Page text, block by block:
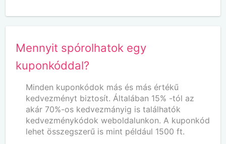
Mennyit spórolhatok egy
kuponkóddal?
Minden kuponkódok más és más értékű
kedvezményt biztosít. Általában 15% -tól az
akár 70%-os kedvezmányig is találhatók
kedvezménykódok weboldalunkon. A kuponkód
lehet összegszerű is mint például 1500 ft.